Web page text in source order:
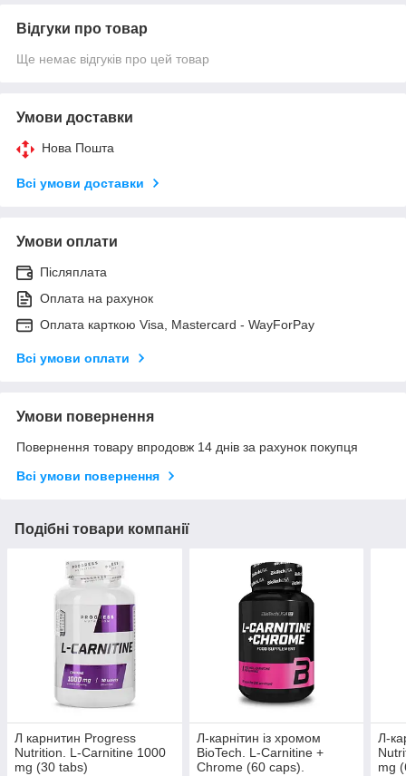
Відгуки про товар
Ще немає відгуків про цей товар
Умови доставки
Нова Пошта
Всі умови доставки
Умови оплати
Післяплата
Оплата на рахунок
Оплата карткою Visa, Mastercard - WayForPay
Всі умови оплати
Умови повернення
Повернення товару впродовж 14 днів за рахунок покупця
Всі умови повернення
Подібні товари компанії
Л карнитин Progress
Nutrition. L-Carnitine 1000
mg (30 tabs)
Л-карнітин із хромом
BioTech. L-Carnitine +
Chrome (60 caps).
Л-
mg